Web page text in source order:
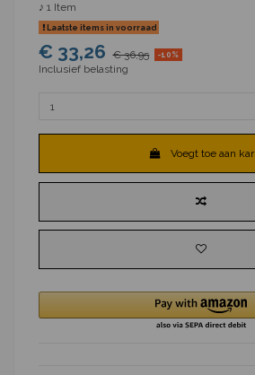
♪ 1 Item
Laatste items in voorraad
€ 33,26 € 36,95 -10%
Inclusief belasting
Voegt toe aan kar